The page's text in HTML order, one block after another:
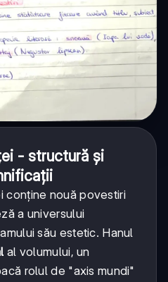
- structură și
conține nouă povestiri
a universului
său estetic. Hanul
al volumului, un
rolul de "axis mundi"